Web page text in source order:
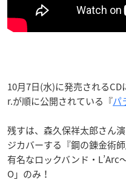
10月7日(水)に発売されるCD
r.が順に公開されている『パ
残すは、森久保祥太郎さん
ジカバーする『鋼の錬金術
有名なロックバンド・L’Arc
O」のみ！